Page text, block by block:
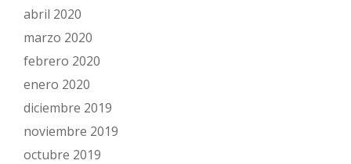
abril 2020
marzo 2020
febrero 2020
enero 2020
diciembre 2019
noviembre 2019
octubre 2019